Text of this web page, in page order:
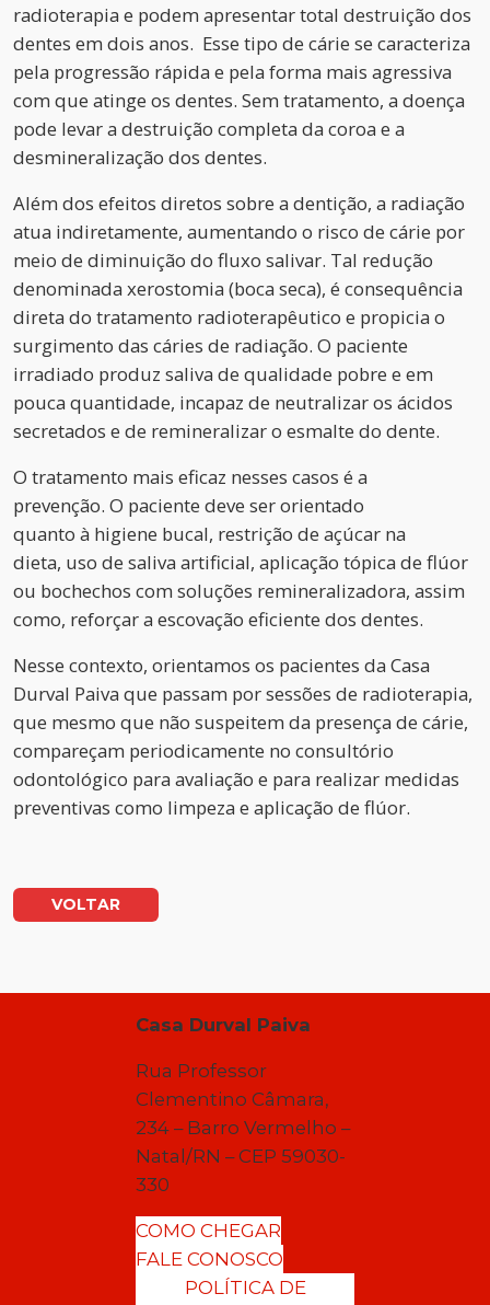
radioterapia e podem apresentar total destruição dos
dentes em dois anos. Esse tipo de cárie se caracteriza
pela progressão rápida e pela forma mais agressiva
com que atinge os dentes. Sem tratamento, a doença
pode levar a destruição completa da coroa e a
desmineralização dos dentes.
Além dos efeitos diretos sobre a dentição, a radiação
atua indiretamente, aumentando o risco de cárie por
meio de diminuição do fluxo salivar. Tal redução
denominada xerostomia (boca seca), é consequência
direta do tratamento radioterapêutico e propicia o
surgimento das cáries de radiação. O paciente
irradiado produz saliva de qualidade pobre e em
pouca quantidade, incapaz de neutralizar os ácidos
secretados e de remineralizar o esmalte do dente.
O tratamento mais eficaz nesses casos é a
prevenção. O paciente deve ser orientado
quanto à higiene bucal, restrição de açúcar na
dieta, uso de saliva artificial, aplicação tópica de flúor
ou bochechos com soluções remineralizadora, assim
como, reforçar a escovação eficiente dos dentes.
Nesse contexto, orientamos os pacientes da Casa
Durval Paiva que passam por sessões de radioterapia,
que mesmo que não suspeitem da presença de cárie,
compareçam periodicamente no consultório
odontológico para avaliação e para realizar medidas
preventivas como limpeza e aplicação de flúor.
VOLTAR
Casa Durval Paiva
Rua Professor
Clementino Câmara,
234 – Barro Vermelho –
Natal/RN – CEP 59030-
330
COMO CHEGAR
FALE CONOSCO
POLÍTICA DE